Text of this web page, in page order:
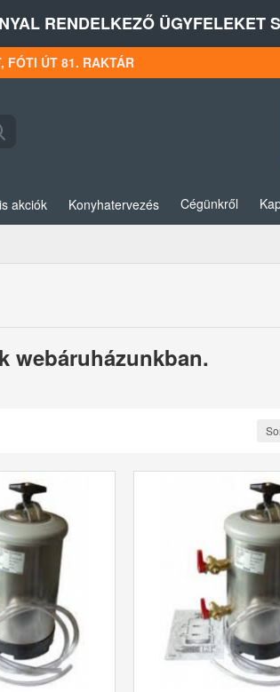
RENDELKEZŐ ÜGYFELEKET
FÓTI ÚT 81. RAKTÁR
akciók Konyhatervezés Cégünkről
webáruházunkban.